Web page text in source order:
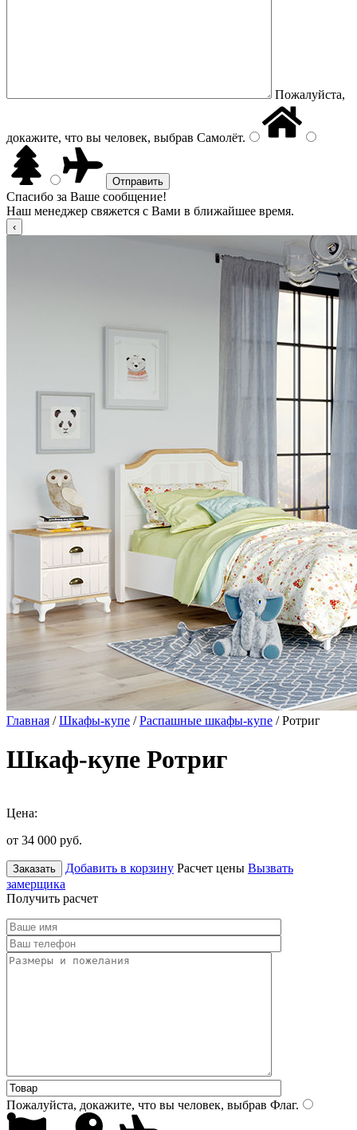
Пожалуйста,
докажите, что вы человек, выбрав Самолёт.
Спасибо за Ваше сообщение!
Наш менеджер свяжется с Вами в ближайшее время.
Главная /Шкафы-купе /Распашные шкафы-купе / Ротриг
Шкаф-купе Ротриг
Цена:
от 34 000 руб.
Заказать Добавить в корзину Расчет цены Вызвать
замерщика
Получить расчет
Пожалуйста, докажите, что вы человек, выбрав Флаг.